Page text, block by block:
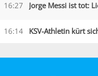
16:27
16:14 KSV-Athletin kürt